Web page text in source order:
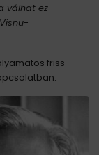
válhat ez
friss